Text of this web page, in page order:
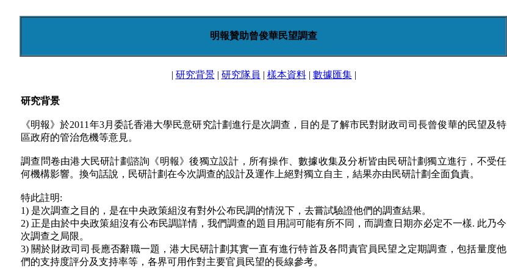
明報贊助曾俊華民望調查
| 研究背景| 研究隊員 | 樣本資料| 數據匯集|
研究背景
《明報》於2011年3月委託香港大學民意研究計劃進行是次調查，目的是了解市民對財政司司長曾俊華的民望及特
區政府的管治危機等意見。
調查問卷由港大民研計劃諮詢《明報》後獨立設計，所有操作、數據收集及分析皆由民研計劃獨立進行，不受任
何機構影響。換句話說，民研計劃在今次調查的設計及運作上絕對獨立自主，結果亦由民研計劃全面負責。
特此註明:
1) 是次調查之目的，是在中央政策組沒有對外公布民調的情況下，去嘗試驗證他們的調查結果。
2) 正是由於中央政策組沒有公布民調詳情，我們調查的題目用詞可能有所不同，而調查日期亦必定不一樣. 此乃今
次調查之局限。
3) 關於財政司司長應否辭職一題，港大民研計劃其實一直有進行特首及各問責官員民望之定期調查，包括量度他
們的支持度評分及支持率等，各界可用作對主要官員民望的長線參考。